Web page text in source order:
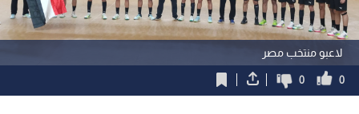
لاعبو منتخب مصر
0
0